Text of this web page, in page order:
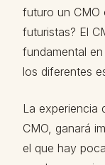
futuro un CMO
futuristas? El
fundamental
los diferentes
La experiencia
CMO, ganará
el que hay